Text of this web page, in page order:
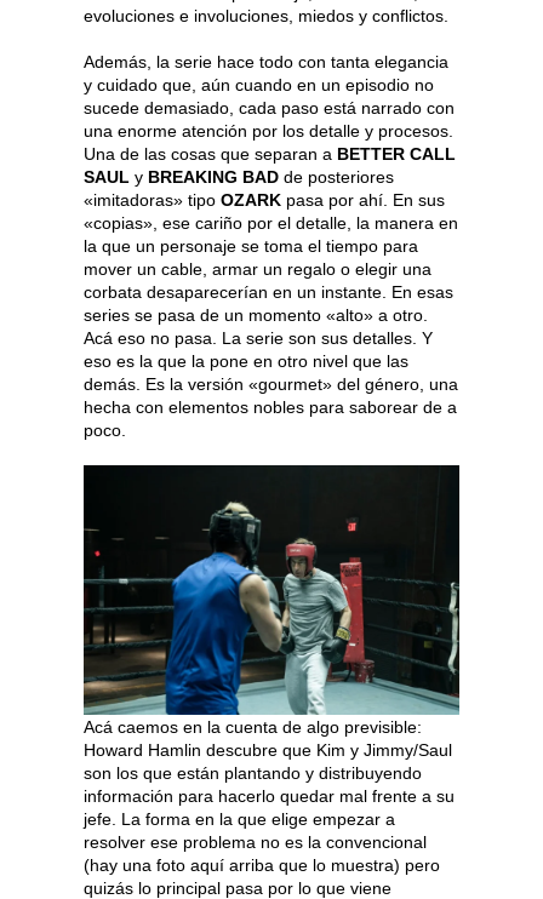
evoluciones e involuciones, miedos y conflictos.
Además, la serie hace todo con tanta elegancia
y cuidado que, aún cuando en un episodio no
sucede demasiado, cada paso está narrado con
una enorme atención por los detalle y procesos.
Una de las cosas que separan a BETTER CALL
SAUL y BREAKING BAD de posteriores
«imitadoras» tipo OZARK pasa por ahí. En sus
«copias», ese cariño por el detalle, la manera en
la que un personaje se toma el tiempo para
mover un cable, armar un regalo o elegir una
corbata desaparecerían en un instante. En esas
series se pasa de un momento «alto» a otro.
Acá eso no pasa. La serie son sus detalles. Y
eso es la que la pone en otro nivel que las
demás. Es la versión «gourmet» del género, una
hecha con elementos nobles para saborear de a
poco.
Acá caemos en la cuenta de algo previsible:
Howard Hamlin descubre que Kim y Jimmy/Saul
son los que están plantando y distribuyendo
información para hacerlo quedar mal frente a su
jefe. La forma en la que elige empezar a
resolver ese problema no es la convencional
(hay una foto aquí arriba que lo muestra) pero
quizás lo principal pasa por lo que viene